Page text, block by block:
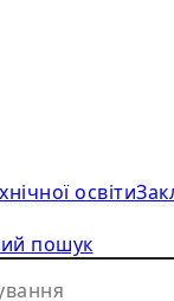
освіти
пошук